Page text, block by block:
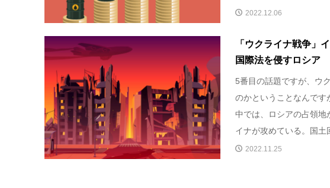
2022.12.06
「ウクライナ戦争」
国際法を侵すロシア
5番目の話題ですが、ウ
のかということなんで
中では、ロシアの占領地
イナが攻めている。国土
2022.11.25